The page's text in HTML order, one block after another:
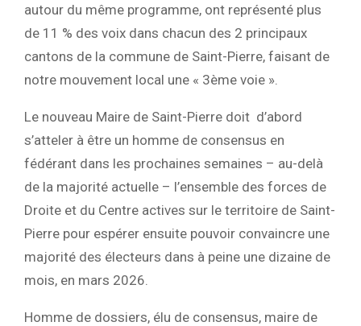
autour du même programme, ont représenté plus
de 11 % des voix dans chacun des 2 principaux
cantons de la commune de Saint-Pierre, faisant de
notre mouvement local une « 3ème voie ».
Le nouveau Maire de Saint-Pierre doit d’abord
s’atteler à être un homme de consensus en
fédérant dans les prochaines semaines – au-delà
de la majorité actuelle – l’ensemble des forces de
Droite et du Centre actives sur le territoire de Saint-
Pierre pour espérer ensuite pouvoir convaincre une
majorité des électeurs dans à peine une dizaine de
mois, en mars 2026.
Homme de dossiers, élu de consensus, maire de